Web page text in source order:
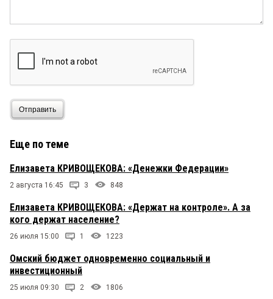
Отправить
Еще по теме
Елизавета КРИВОЩЕКОВА: «Денежки Федерации»
2 августа 16:45 3 848
Елизавета КРИВОЩЕКОВА: «Держат на контроле». А за
кого держат население?
26 июля 15:00 1 1223
Омский бюджет одновременно социальный и
инвестиционный
25 июля 09:30 2 1806